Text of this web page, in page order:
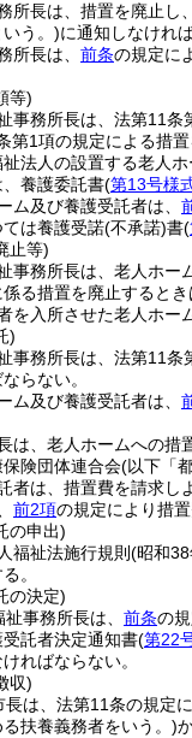
所長は、措置を廃止し
う。)に通知しなけれ
所長は、 前条の規定に
等)
事務所長は、法第11条
第1項の規定による措
祉法人の設置する老人
、養護委託書(第13号様
ム及び養護受託者は、
は養護受諾(不承諾)書(
止等)
事務所長は、老人ホー
る措置を廃止すると
を入所させた老人ホー
)
事務所長は、法第11条
らない。
ム及び養護受託者は、
は、老人ホームへの措
保険団体連合会(以下「
者は、措置費を請求し
前2項の規定により措
の申出)
福祉法施行規則 (昭和
。
の決定)
祉事務所長は、 前条の
受託者決定通知書(第22
ればならない。
収)
長は、法第11条の規定
扶養義務者をいう。)